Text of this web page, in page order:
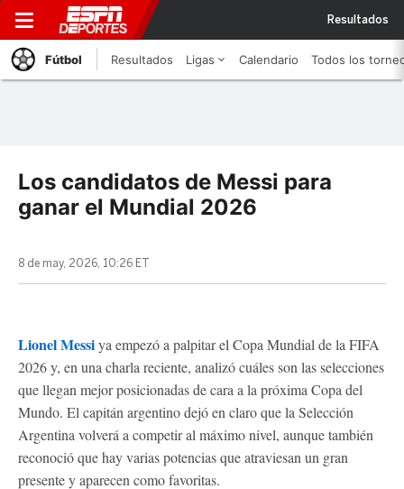
Resultados
Fútbol Resultados Ligas Calendario Todos los
Los candidatos de Messi para
ganar el Mundial 2026
8 de may, 2026, 10:26 ET
Lionel Messiya empezó a palpitar el Copa Mundial de la FIFA
2026 y, en una charla reciente, analizó cuáles son las selecciones
que llegan mejor posicionadas de cara a la próxima Copa del
Mundo. El capitán argentino dejó en claro que la Selección
Argentina volverá a competir al máximo nivel, aunque también
reconoció que hay varias potencias que atraviesan un gran
presente y aparecen como favoritas.